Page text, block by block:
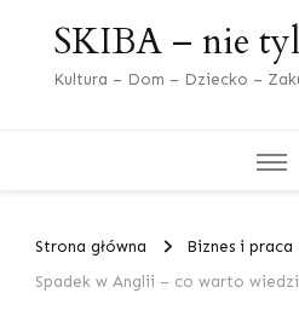
SKIBA – nie
Kultura – Dom – Dziecko –
Strona główna
Biznes i praca
Spadek w Anglii – co warto